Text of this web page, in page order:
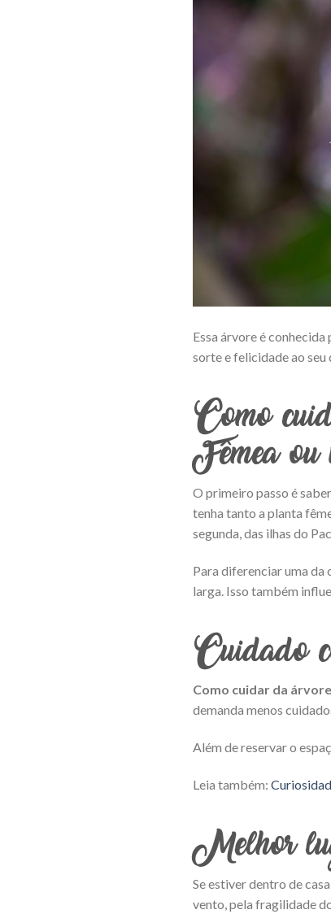
Essa árvore é
sorte e felicidade ao seu
Como
Fêmea ou
O primeiro passo é
tenha tanto a planta
segunda, das ilhas do
Para diferenciar uma da
larga. Isso também
Cuidado
Como cuidar da
demanda menos
Além de reservar o
Leia também:
Melhor
Se estiver dentro de
vento, pela fragilidade